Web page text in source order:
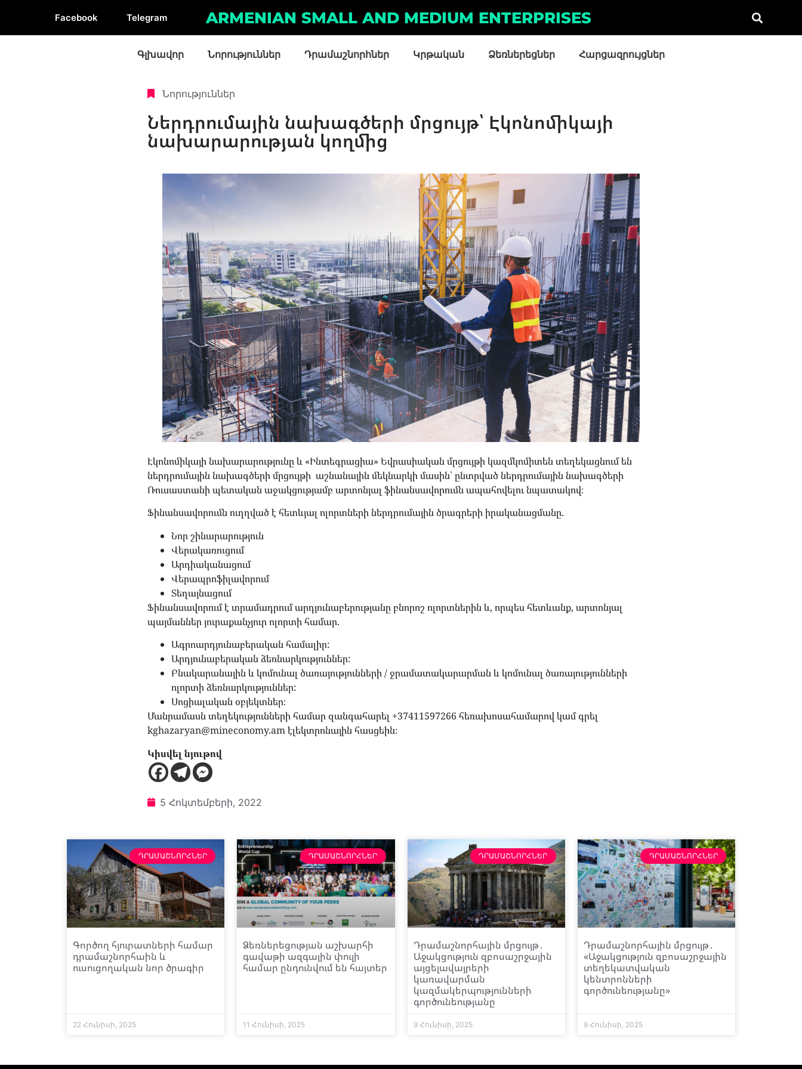
Facebook Telegram ARMENIAN SMALL AND MEDIUM ENTERPRISES
Գլխավոր Նորություններ Դրամաշնորհներ Կրթական Ձեռներեցներ Հարցազրույցներ
Նորություններ
Ներդրումային նախագծերի մրցույթ՝ Էկոնոմիկայի
նախարարության կողմից
Էկոնոմիկայի նախարարությունը և «Ինտեգրացիա» Եվրասիական մրցույթի կազմկոմիտեն տեղեկացնում են
ներդրումային նախագծերի մրցույթի աշնանային մեկնարկի մասին՝ ընտրված ներդրումային նախագծերի
Ռուսաստանի պետական ​​աջակցությամբ արտոնյալ ֆինանսավորումն ապահովելու նպատակով։
Ֆինանսավորումն ուղղված է հետևյալ ոլորտների ներդրումային ծրագրերի իրականացմանը.
Նոր շինարարություն
Վերակառուցում
Արդիականացում
Վերապրոֆիլավորում
Տեղայնացում
Ֆինանսավորում է տրամադրում արդյունաբերությանը բնորոշ ոլորտներին և, որպես հետևանք, արտոնյալ
պայմաններ յուրաքանչյուր ոլորտի համար.
Ագրոարդյունաբերական համալիր:
Արդյունաբերական ձեռնարկություններ:
Բնակարանային և կոմունալ ծառայությունների / ջրամատակարարման և կոմունալ ծառայությունների
ոլորտի ձեռնարկություններ:
Սոցիալական օբյեկտներ։
Մանրամասն տեղեկությունների համար զանգահարել +37411597266 հեռախոսահամարով կամ գրել
kghazaryan@mineconomy.am էլեկտրոնային հասցեին։
Կիսվել նյութով
5 Հոկտեմբերի, 2022
ԴՐԱՄԱՇՆՈՐՀՆԵՐ
Գործող հյուրատների համար
դրամաշնորհաին և
ուսուցողական նոր ծրագիր
22 Հունիսի, 2025
ԴՐԱՄԱՇՆՈՐՀՆԵՐ
Ձեռներեցության աշխարհի
գավաթի ազգային փուլի
համար ընդունվում են հայտեր
11 Հունիսի, 2025
ԴՐԱՄԱՇՆՈՐՀՆԵՐ
Դրամաշնորհային մրցույթ․
Աջակցություն զբոսաշրջային
այցելավայրերի
կառավարման
կազմակերպությունների
գործունեությանը
9 Հունիսի, 2025
ԴՐԱՄԱՇՆՈՐՀՆԵՐ
Դրամաշնորհային մրցույթ․
«Աջակցություն զբոսաշրջային
տեղեկատվական
կենտրոնների
գործունեությանը»
9 Հունիսի, 2025